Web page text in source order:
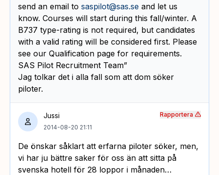
send an email to saspilot@sas.se and let us
know. Courses will start during this fall/winter. A
B737 type-rating is not required, but candidates
with a valid rating will be considered first. Please
see our Qualification page for requirements.
SAS Pilot Recruitment Team”
Jag tolkar det i alla fall som att dom söker
piloter.
Jussi
2014-08-20 21:11
De önskar såklart att erfarna piloter söker, men,
vi har ju bättre saker för oss än att sitta på
svenska hotell för 28 loppor i månaden…
Rapportera